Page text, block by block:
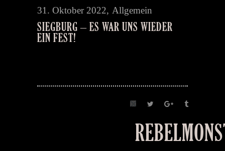
31. Oktober 2022 Allgemein
SIEGBURG – ES WAR UNS WIEDER
EIN FEST!